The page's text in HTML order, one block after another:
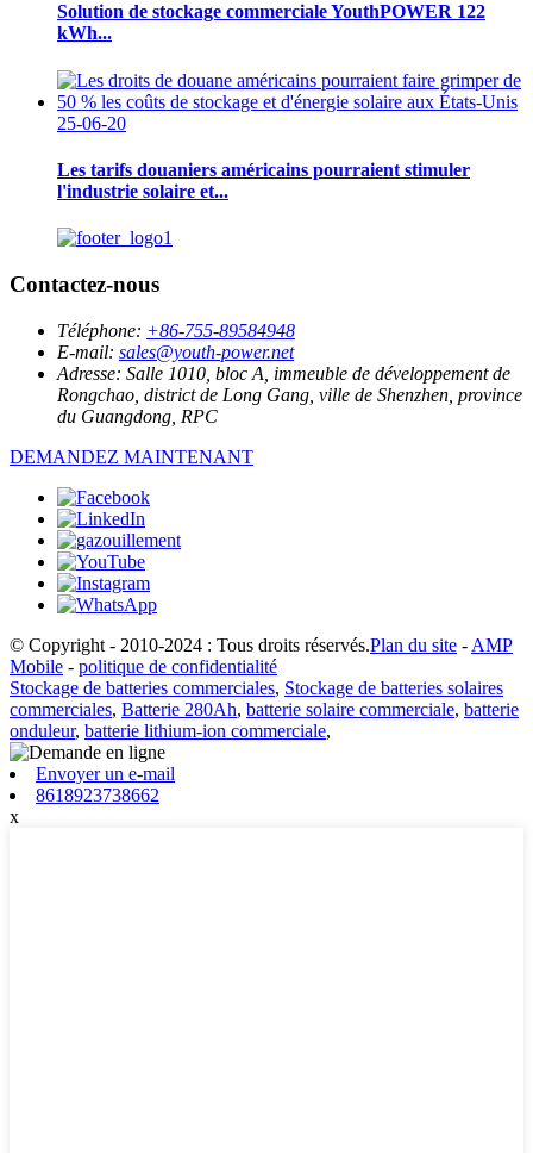
Solution de stockage commerciale YouthPOWER 122
kWh...
25-06-20
Les tarifs douaniers américains pourraient stimuler
l'industrie solaire et...
Contactez-nous
Téléphone: +86-755-89584948
E-mail: sales@youth-power.net
Adresse: Salle 1010, bloc A, immeuble de développement de
Rongchao, district de Long Gang, ville de Shenzhen, province
du Guangdong, RPC
DEMANDEZ MAINTENANT
© Copyright - 2010-2024 : Tous droits réservés.Plan du site - AMP
Mobile - politique de confidentialité
Stockage de batteries commerciales, Stockage de batteries solaires
commerciales, Batterie 280Ah, batterie solaire commerciale, batterie
onduleur, batterie lithium-ion commerciale,
Envoyer un e-mail
8618923738662
x